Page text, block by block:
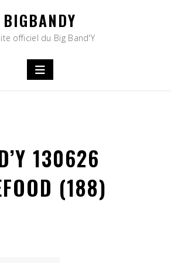
BIGBANDY
officiel du Big Band'Y
130626
(188)